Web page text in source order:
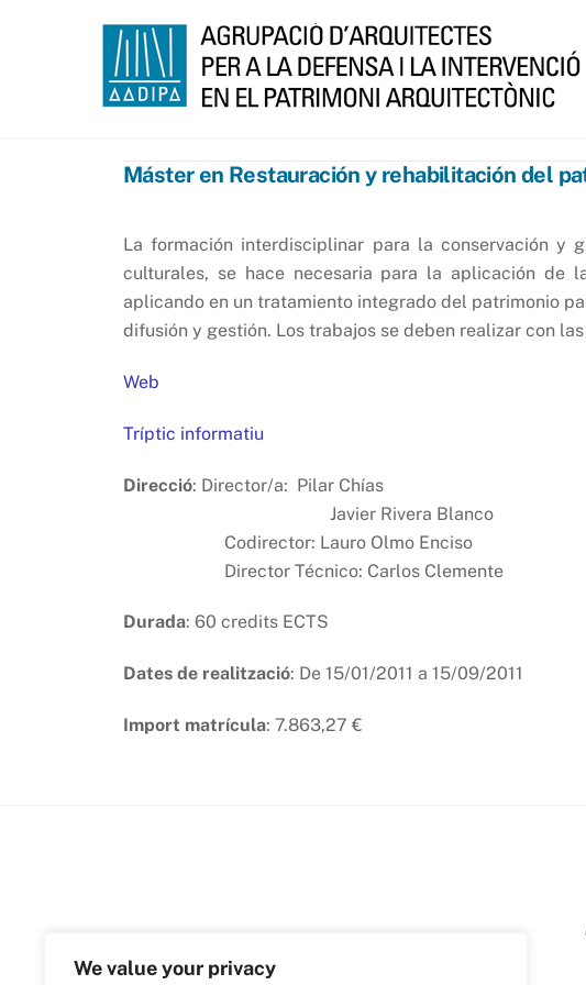
We value your privacy
Máster en Restauración y rehabilitación del
La formación interdisciplinar para la conservación y
culturales, se hace necesaria para la aplicación de
aplicando en un tratamiento integrado del patrimonio
difusión y gestión. Los trabajos se deben realizar con
Web
Tríptic informatiu
Direcció: Director/a: Pilar Chías
Javier Rivera Blanco
Codirector: Lauro Olmo Enciso
Director Técnico: Carlos Clemente
Durada: 60 credits ECTS
Dates de realització: De 15/01/2011 a 15/09/2011
Import matrícula: 7.863,27 €